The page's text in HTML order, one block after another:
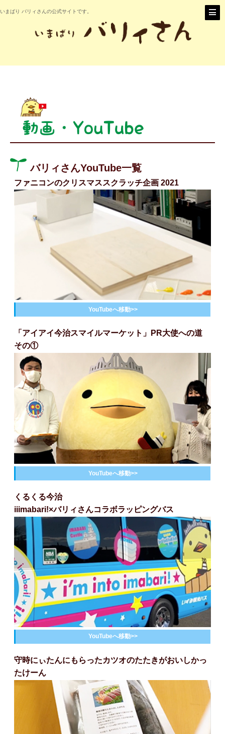
いまばり バリィさんの公式サイトです。
バリィさんYouTube一覧
ファニコンのクリスマススクラッチ企画 2021
YouTubeへ移動>>
「アイアイ今治スマイルマーケット」PR大使への道
その①
YouTubeへ移動>>
くるくる今治
iiimabari!×バリィさんコラボラッピングバス
YouTubeへ移動>>
守時にぃたんにもらったカツオのたたきがおいしかっ
たけーん